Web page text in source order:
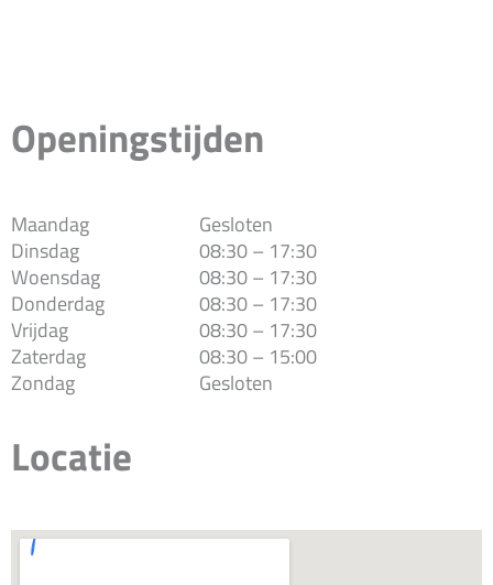
Openingstijden
Maandag
Dinsdag
Woensdag
Donderdag
Vrijdag
Zaterdag
Zondag
Gesloten
08:30 – 17:30
08:30 – 17:30
08:30 – 17:30
08:30 – 17:30
08:30 – 15:00
Gesloten
Locatie